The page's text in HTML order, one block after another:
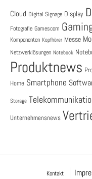
Cloud Digital Signage Display
Fotografie Gamescom
Komponenten Kopfhörer Messe
Netzwerklösungen Notebook
Produktnews
Home Smartphone
Storage
Unternehmensnews
Kontakt